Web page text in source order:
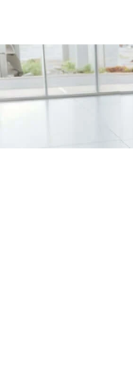
/fragments/plp-details